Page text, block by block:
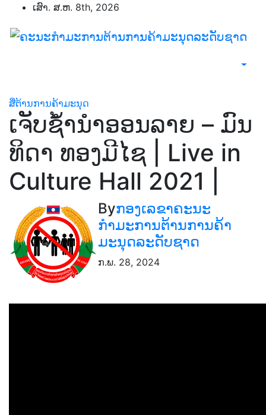
content
ເສົາ. ສ.ຫ. 8th, 2026
ສື່ຕ້ານການຄ້າມະນຸດ
ເຈັບຊໍ້ານຳອອນລາຍ – ມົນ
ທິດາ ທອງມີໄຊ | Live in
Culture Hall 2021 |
Byກອງເລຂາຄະນະ
ກຳມະການຕ້ານການຄ້າ
ມະນຸດລະດັບຊາດ
ກ.ພ. 28, 2024